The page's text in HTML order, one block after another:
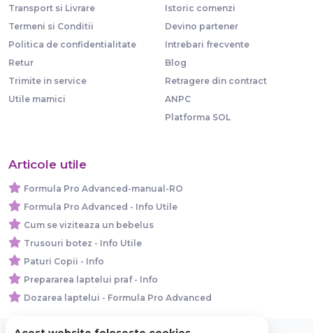
Transport si Livrare
Termeni si Conditii
Politica de confidentialitate
Retur
Trimite in service
Utile mamici
Istoric comenzi
Devino partener
Intrebari frecvente
Blog
Retragere din contract
ANPC
Platforma SOL
Articole utile
Formula Pro Advanced-manual-RO
Formula Pro Advanced - Info Utile
Cum se viziteaza un bebelus
Trusouri botez - Info Utile
Paturi Copii - Info
Prepararea laptelui praf - Info
Dozarea laptelui - Formula Pro Advanced